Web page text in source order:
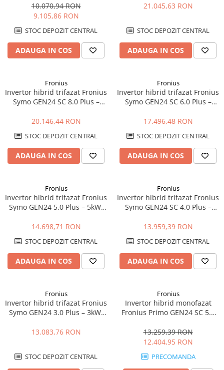
Scalabilă
10.070,94 RON
9.105,86 RON
STOC DEPOZIT CENTRAL
ADAUGA IN COS
98.3%
21.045,63 RON
STOC DEPOZIT CENTRAL
ADAUGA IN COS
Fronius
Invertor hibrid trifazat Fronius
Symo GEN24 SC 8.0 Plus –
98.3%
20.146,44 RON
STOC DEPOZIT CENTRAL
ADAUGA IN COS
Fronius
Invertor hibrid trifazat Fronius
Symo GEN24 SC 6.0 Plus –
98.3%
17.496,48 RON
STOC DEPOZIT CENTRAL
ADAUGA IN COS
Fronius
Invertor hibrid trifazat Fronius
Symo GEN24 5.0 Plus – 5kW,
14.698,71 RON
STOC DEPOZIT CENTRAL
ADAUGA IN COS
Fronius
Invertor hibrid trifazat Fronius
Symo GEN24 SC 4.0 Plus –
98.1%
13.959,39 RON
STOC DEPOZIT CENTRAL
ADAUGA IN COS
Fronius
Invertor hibrid trifazat Fronius
Symo GEN24 3.0 Plus – 3kW,
ridicata
13.083,76 RON
STOC DEPOZIT CENTRAL
Fronius
Invertor hibrid monofazat
Fronius Primo GEN24 SC 5.0
Eficienta 98.2%
13.259,39 RON
12.404,95 RON
PRECOMANDA